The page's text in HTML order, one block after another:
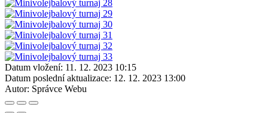
Datum vložení: 11. 12. 2023 10:15
Datum poslední aktualizace: 12. 12. 2023 13:00
Autor: Správce Webu